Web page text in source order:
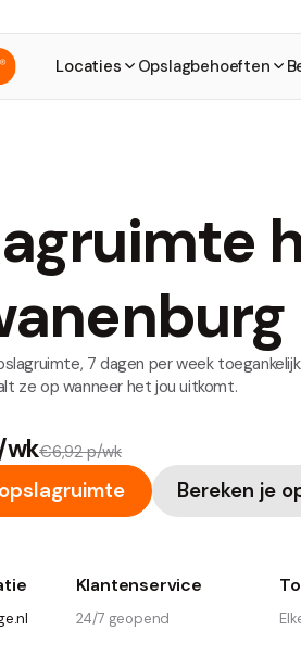
Locaties Opslagbehoeften
7 dagen per week
ze op wanneer het jou uitkomt.
Bereken je
wk€6,92 p/wk
Klantenservice
24/7 geopend